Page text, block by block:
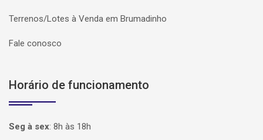
Terrenos/Lotes à Venda em Brumadinho
Fale conosco
Horário de funcionamento
Seg à sex: 8h às 18h